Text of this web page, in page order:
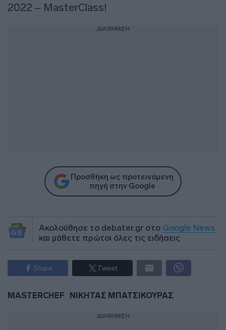
2022 – MasterClass!
ΔΙΑΦΗΜΙΣΗ
Προσθήκη ως προτεινόμενη
πηγή στην Google
Ακολούθησε το debater.gr στο Google News
και μάθετε πρώτοι όλες τις ειδήσεις
Share Tweet
MASTERCHEF ΝΙΚΗΤΑΣ ΜΠΑΤΣΙΚΟΥΡΑΣ
ΔΙΑΦΗΜΙΣΗ